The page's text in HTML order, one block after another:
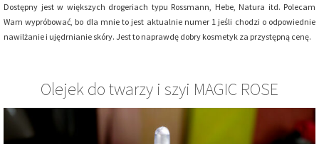
Dostępny jest w większych drogeriach typu Rossmann, Hebe, Natura itd. Polecam
Wam wypróbować, bo dla mnie to jest aktualnie numer 1 jeśli chodzi o odpowiednie
nawilżanie i ujędrnianie skóry. Jest to naprawdę dobry kosmetyk za przystępną cenę.
Olejek do twarzy i szyi MAGIC ROSE